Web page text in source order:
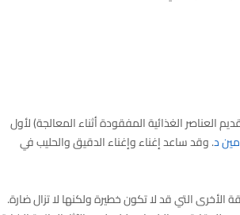
العناصر الغذائية المفقودة أثناء المعالجة) لأول
د. وقد ساعد إغناء وإغناء الدقيق والحليب في
الأخرى التي قد لا تكون خطيرة ولكنها لا تزال ضارة.